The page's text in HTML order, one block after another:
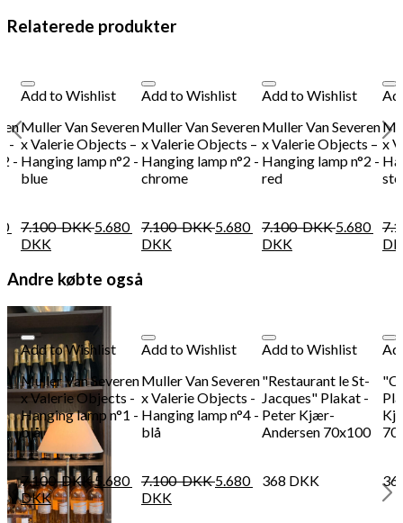
Relaterede produkter
-
-
Add to Wishlist
Muller Van Severen
x Valerie Objects –
Hanging lamp n°2 -
blue
7.100DKK 5.680
DKK
Add to Wishlist
Muller Van Severen
x Valerie Objects –
Hanging lamp n°2 -
chrome
7.100DKK 5.680
DKK
Add to Wishlist
Muller Van Severen
x Valerie Objects –
Hanging lamp n°2 -
red
7.100DKK 5.680
DKK
x
Andre købte også
Add to Wishlist
Muller Van Severen
x Valerie Objects -
Hanging lamp n°1 -
blå
7.100DKK5.680
DKK
Add to Wishlist
Muller Van Severen
x Valerie Objects -
Hanging lamp n°4 -
blå
7.100DKK 5.680
DKK
Add to Wishlist
"Restaurant le St-
Jacques" Plakat -
Peter Kjær-
Andersen 70x100
368 DKK